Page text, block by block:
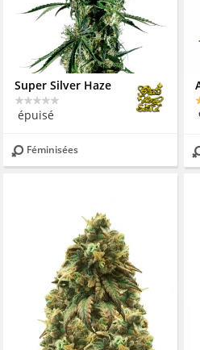
Super Silver Haze
épuisé
Féminisées